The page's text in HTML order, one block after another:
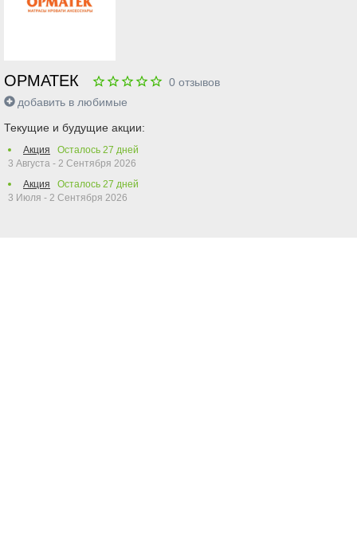
ОРМАТЕК 0 отзывов
добавить в любимые
Текущие и будущие акции:
Акция Осталось 27 дней
3 Августа - 2 Сентября 2026
Акция
Осталось 27 дней
3 Июля - 2 Сентября 2026